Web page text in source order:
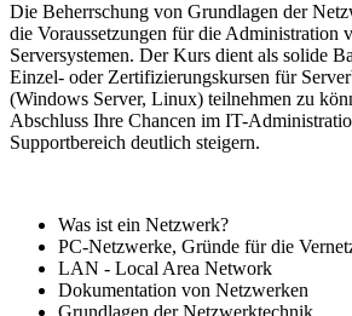
Die Beherrschung von Grundlagen der
die Voraussetzungen für die Administration
Serversystemen. Der Kurs dient als solide
Einzel- oder Zertifizierungskursen für
(Windows Server, Linux) teilnehmen zu
Abschluss Ihre Chancen im IT-
Supportbereich deutlich steigern.
Was ist ein Netzwerk?
PC-Netzwerke, Gründe für die
LAN - Local Area Network
Dokumentation von Netzwerken